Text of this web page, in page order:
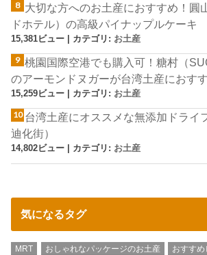
大切な方へのお土産におすすめ！圓
ドホテル）の高級パイナップルケーキ
15,381ビュー | カテゴリ: お土産
桃園国際空港でも購入可！糖村（
のアーモンドヌガーが台湾土産におすす
15,259ビュー カテゴリ: お土産
台湾土産にオススメな無添加ドライ
迪化街）
14,802ビュー カテゴリ: お土産
気になるタグ
MRT おしゃれなパッケージのお土産
おすす